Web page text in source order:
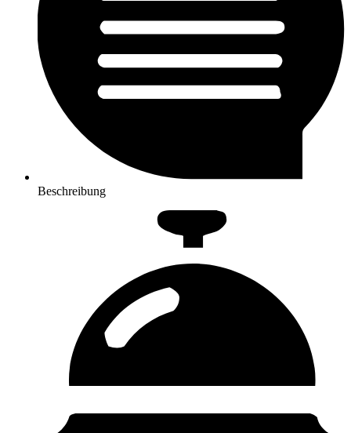
Beschreibung